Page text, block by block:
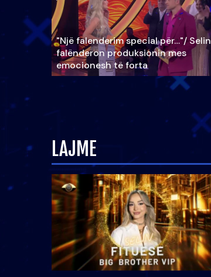
"Një falenderim special për…"/ Selin
falënderon produksionin mes
emocionesh të forta
LAJME